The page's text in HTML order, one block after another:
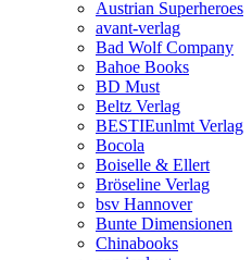
Austrian Superheroes
avant-verlag
Bad Wolf Company
Bahoe Books
BD Must
Beltz Verlag
BESTIEunlmt Verlag
Bocola
Boiselle & Ellert
Bröseline Verlag
bsv Hannover
Bunte Dimensionen
Chinabooks